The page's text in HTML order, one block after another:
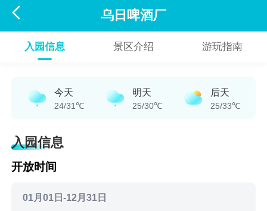
 乌日啤酒厂
入园信息 景区介绍 游玩指南
今天
24/31℃
明天
25/30℃
后天
25/33℃
入园信息
开放时间
01月01日-12月31日